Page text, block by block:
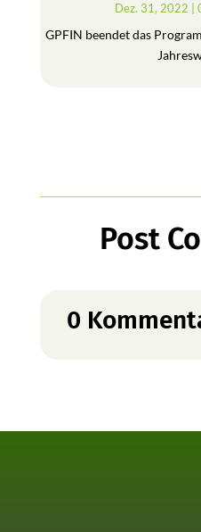
Dez. 31, 2022 |
GPFIN beendet das
Post
0